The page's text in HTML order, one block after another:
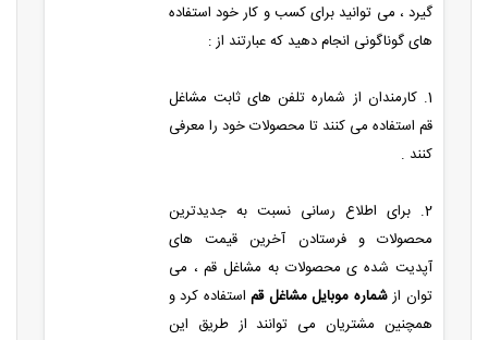
گیرد ، می توانید برای کسب و کار خود استفاده
های گوناگونی انجام دهید که عبارتند از :
1. کارمندان از شماره تلفن های ثابت مشاغل
قم استفاده می کنند تا محصولات خود را معرفی
کنند .
2. برای اطلاع رسانی نسبت به جدیدترین
محصولات و فرستادن آخرین قیمت های
آپدیت شده ی محصولات به مشاغل قم ، می
توان ازشماره موبایل مشاغل قم استفاده کرد و
همچنین مشتریان می توانند از طریق این